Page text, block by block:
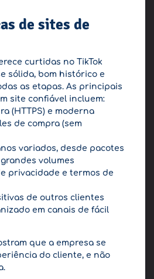
de sites de
curtidas no TikTok
sólida, bom histórico e
as etapas. As principais
site confiável incluem:
(HTTPS) e moderna
de compra (sem
variados, desde pacotes
volumes
privacidade e termos de
de outros clientes
em canais de fácil
que a empresa se
do cliente, e não